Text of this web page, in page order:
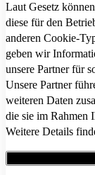
Laut Gesetz
diese für den
anderen Cookie-
geben wir
unsere Partner für
Unsere Partner
weiteren Daten
die sie im Rahmen
Weitere Details